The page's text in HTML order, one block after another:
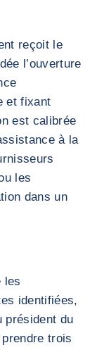
reçoit le
l’ouverture
et fixant
est calibrée
à la
les
dans un
les
identifiées,
président du
trois